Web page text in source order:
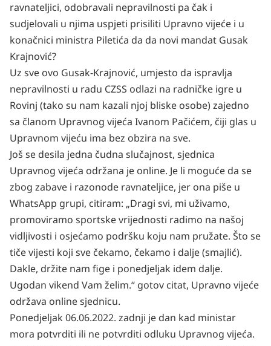
ravnateljici, odobravali nepravilnosti pa čak i
sudjelovali u njima uspjeti prisiliti Upravno vijeće i u
konačnici ministra Piletića da da novi mandat Gusak
Krajnović?
Uz sve ovo Gusak-Krajnović, umjesto da ispravlja
nepravilnosti u radu CZSS odlazi na radničke igre u
Rovinj (tako su nam kazali njoj bliske osobe) zajedno
sa članom Upravnog vijeća Ivanom Pačićem, čiji glas u
Upravnom vijeću ima bez obzira na sve.
Još se desila jedna čudna slučajnost, sjednica
Upravnog vijeća održana je online. Je li moguće da se
zbog zabave i razonode ravnateljice, jer ona piše u
WhatsApp grupi, citiram: „Dragi svi, mi uživamo,
promoviramo sportske vrijednosti radimo na našoj
vidljivosti i osjećamo podršku koju nam pružate. Što se
tiče vijesti koji sve čekamo, čekamo i dalje (smajlić).
Dakle, držite nam fige i ponedjeljak idem dalje.
Ugodan vikend Vam želim.“ gotov citat, Upravno vijeće
održava online sjednicu.
Ponedjeljak 06.06.2022. zadnji je dan kad ministar
mora potvrditi ili ne potvrditi odluku Upravnog vijeća.